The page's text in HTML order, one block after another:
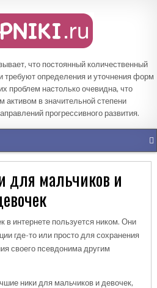
что постоянный количественный
требуют определения и уточнения форм
проблем настолько очевидна, что
активом в значительной степени
прогрессивного развития.
для мальчиков и
в интернете пользуется ником. Они
где-то или просто для сохранения
своего псевдонима другим
ники для мальчиков и девочек,